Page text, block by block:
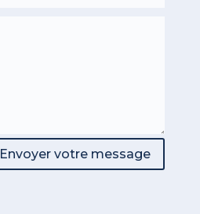
Envoyer votre message